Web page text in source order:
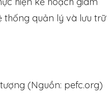
thống quản lý và lưu trữ
(Nguồn: pefc.org)